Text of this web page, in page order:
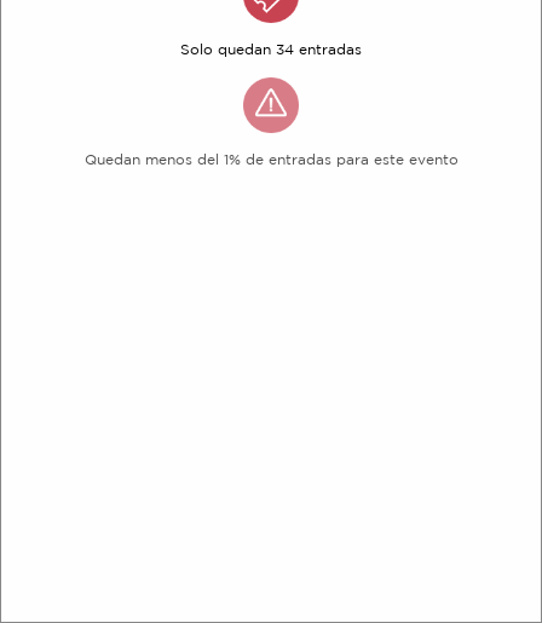
Solo quedan 34 entradas
Quedan menos del 1% de entradas para este evento